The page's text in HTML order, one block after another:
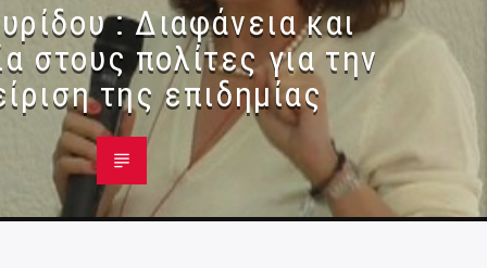
: Διαφάνεια και
στους πολίτες για την
της επιδημίας